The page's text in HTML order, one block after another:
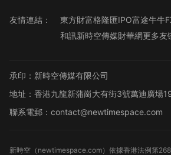
友情連結： 東方財富格隆匯IPO富途牛牛
和訊新時空傳媒財華網更多友
承印：新時空傳媒有限公司
地址：香港九龍新蒲崗大有街3號萬迪廣場
聯系電郵：contact@newtimespace.com
新時空（ newtimespace.com）依據香港法例第